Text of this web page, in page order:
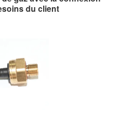
du client